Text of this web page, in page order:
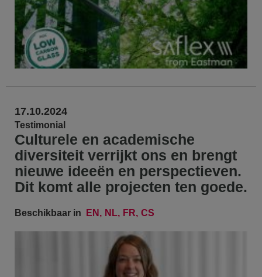
17.10.2024
Testimonial
Culturele en academische
diversiteit verrijkt ons en brengt
nieuwe ideeën en perspectieven.
Dit komt alle projecten ten goede.
Beschikbaar in EN NL FR CS